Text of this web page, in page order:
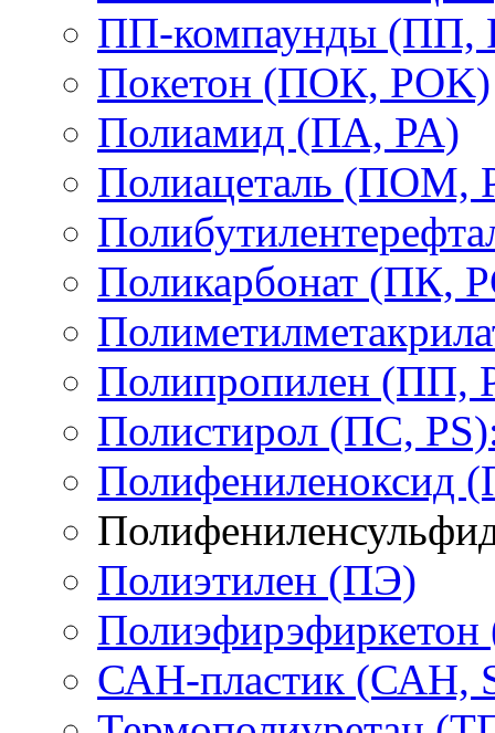
ПП-компаунды (ПП,
Покетон (ПОК, POK)
Полиамид (ПА, PA)
Полиацеталь (ПОМ,
Поликарбонат (ПК,
Полипропилен (ПП,
Полистирол (ПС,
Полифениленоксид
Полиэтилен (ПЭ)
САН-пластик (САН,